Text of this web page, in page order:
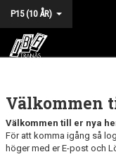
P15 (10 ÅR)
NYHETER
KALENDER
Välkommen
Välkommen till er nya
För att komma igång så
höger med er E-post och